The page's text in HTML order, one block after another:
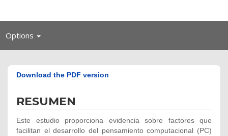
Options Toggle
Download the PDF version
RESUMEN
Este estudio proporciona evidencia sobre factores que
facilitan el desarrollo del pensamiento computacional (PC)